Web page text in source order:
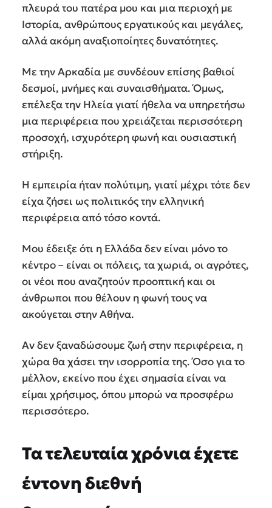
πλευρά του πατέρα μου και μια περιοχή με
Ιστορία, ανθρώπους εργατικούς και μεγάλες,
αλλά ακόμη αναξιοποίητες δυνατότητες.
Με την Αρκαδία με συνδέουν επίσης βαθιοί
δεσμοί, μνήμες και συναισθήματα. Όμως,
επέλεξα την Ηλεία γιατί ήθελα να υπηρετήσω
μια περιφέρεια που χρειάζεται περισσότερη
προσοχή, ισχυρότερη φωνή και ουσιαστική
στήριξη.
Η εμπειρία ήταν πολύτιμη, γιατί μέχρι τότε δεν
είχα ζήσει ως πολιτικός την ελληνική
περιφέρεια από τόσο κοντά.
Μου έδειξε ότι η Ελλάδα δεν είναι μόνο το
κέντρο – είναι οι πόλεις, τα χωριά, οι αγρότες,
οι νέοι που αναζητούν προοπτική και οι
άνθρωποι που θέλουν η φωνή τους να
ακούγεται στην Αθήνα.
Αν δεν ξαναδώσουμε ζωή στην περιφέρεια, η
χώρα θα χάσει την ισορροπία της. Όσο για το
μέλλον, εκείνο που έχει σημασία είναι να
είμαι χρήσιμος, όπου μπορώ να προσφέρω
περισσότερο.
Τα τελευταία χρόνια έχετε
έντονη διεθνή